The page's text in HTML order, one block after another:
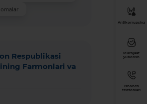
Respublikasi
Farmonlari va
Antikorrupsiya
Murojaat
yuborish
Ishonch
telefonlari